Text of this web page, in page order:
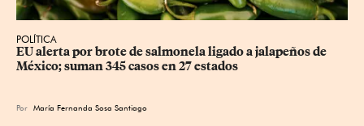
POLÍTICA
EU alerta por brote de salmonela ligado a jalapeños de
México; suman 345 casos en 27 estados
Por María Fernanda Sosa Santiago